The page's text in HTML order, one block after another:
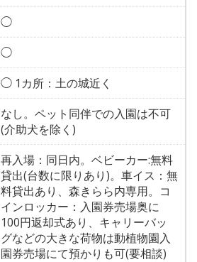
◯
◯
◯ 1カ所：土の城近く
なし。ペット同伴での入園は不可
(介助犬を除く)
再入場：同日内。ベビーカー:無料
貸出(台数に限りあり)。車イス：無
料貸出あり、森きらら内専用。コ
インロッカー：入園券売場奥に
100円返却式あり、キャリーバッ
グなどの大きな荷物は動植物園入
園券売場にて預かりも可(要相談)